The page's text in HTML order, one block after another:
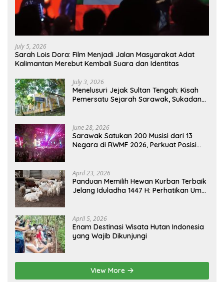
July 5, 2026
Sarah Lois Dora: Film Menjadi Jalan Masyarakat Adat
Kalimantan Merebut Kembali Suara dan Identitas
July 3, 2026
Menelusuri Jejak Sultan Tengah: Kisah
Pemersatu Sejarah Sarawak, Sukadana,
June 28, 2026
Sarawak Satukan 200 Musisi dari 13
Negara di RWMF 2026, Perkuat Posisi
April 23, 2026
Panduan Memilih Hewan Kurban Terbaik
Jelang Iduladha 1447 H: Perhatikan Umur
April 5, 2026
Enam Destinasi Wisata Hutan Indonesia
yang Wajib Dikunjungi
View More